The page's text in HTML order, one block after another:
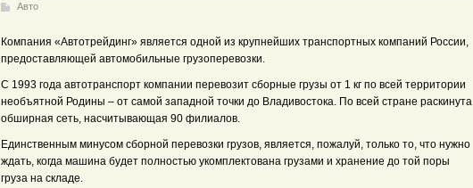
Авто
Компания «Автотрейдинг» является одной из крупнейших транспортных компаний России,
предоставляющей автомобильные грузоперевозки.
С 1993 года автотранспорт компании перевозит сборные грузы от 1 кг по всей территории
необъятной Родины – от самой западной точки до Владивостока. По всей стране раскинута
обширная сеть, насчитывающая 90 филиалов.
Единственным минусом сборной перевозки грузов, является, пожалуй, только то, что нужно
ждать, когда машина будет полностью укомплектована грузами и хранение до той поры
груза на складе.